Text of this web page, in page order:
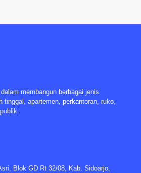
membangun berbagai jenis
tinggal, apartemen, perkantoran, ruko,
Blok GD Rt 32/08, Kab. Sidoarjo,